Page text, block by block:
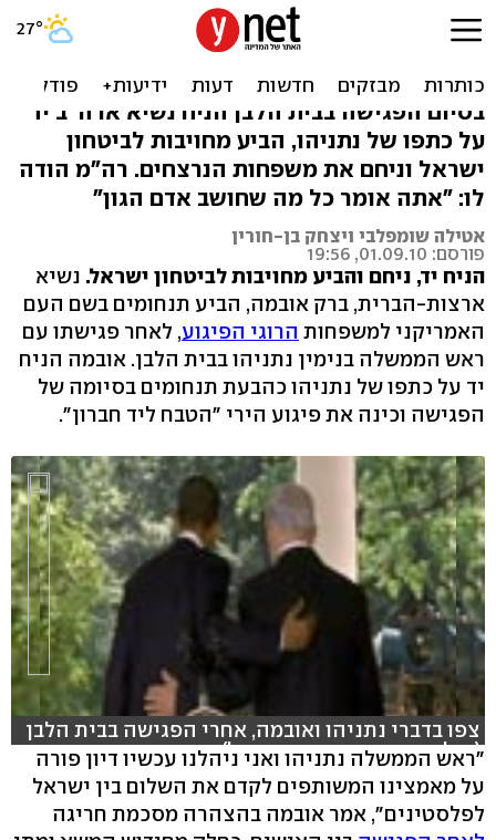
אובמה: "הטבח לא יעצור את
שיחות השלום"
בסיום הפגישה בבית הלבן הניח נשיא ארה"ב יד
על כתפו של נתניהו, הביע מחויבות לביטחון
ישראל וניחם את משפחות הנרצחים. רה"מ הודה
לו: "אתה אומר כל מה שחושב אדם הגון"
אטילה שומפלבי ויצחק בן-חורין
פורסם: 01.09.10, 19:56
הניח יד, ניחם והביע מחויבות לביטחון ישראל. נשיא
ארצות-הברית, ברק אובמה, הביע תנחומים בשם העם
האמריקני למשפחות הרוגי הפיגוע, לאחר פגישתו עם
ראש הממשלה בנימין נתניהו בבית הלבן. אובמה הניח
יד על כתפו של נתניהו כהבעת תנחומים בסיומה של
הפגישה וכינה את פיגוע הירי "הטבח ליד חברון".
hlsjs-lite: Network error
צפו בדברי נתניהו ואובמה, אחרי הפגישה בבית הלבן
(צילום: רויטרס, עדי ששתיאל)
"ראש הממשלה נתניהו ואני ניהלנו עכשיו דיון פורה
על מאמצינו המשותפים לקדם את השלום בין ישראל
לפלסטינים", אמר אובמה בהצהרה מסכמת חריגה